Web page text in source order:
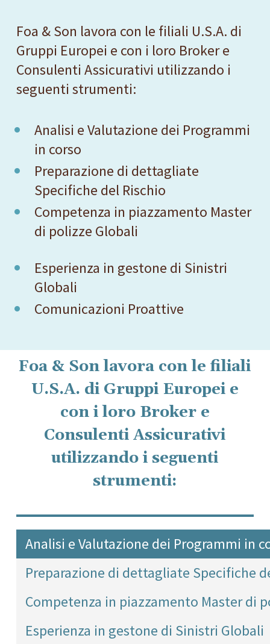
Foa & Son lavora con le filiali U.S.A. di
Gruppi Europei e con i loro Broker e
Consulenti Assicurativi utilizzando i
seguenti strumenti:
Analisi e Valutazione dei Programmi
in corso
Preparazione di dettagliate
Specifiche del Rischio
Competenza in piazzamento Master
di polizze Globali
Esperienza in gestone di Sinistri
Globali
Comunicazioni Proattive
Foa & Son lavora con le filiali
U.S.A. di Gruppi Europei e
con i loro Broker e
Consulenti Assicurativi
utilizzando i seguenti
strumenti:
Analisi e Valutazione dei Programmi in
Preparazione di dettagliate Specifiche
Competenza in piazzamento Master di
Esperienza in gestone di Sinistri Globali